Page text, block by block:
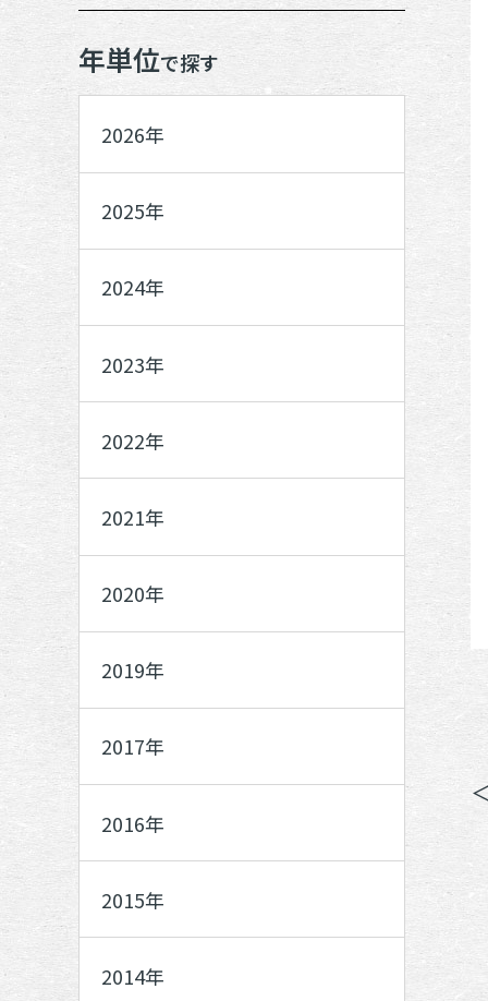
年単位で探す
2026年
2025年
2024年
2023年
2022年
2021年
2020年
2019年
2017年
2016年
2015年
2014年